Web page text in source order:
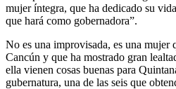
mujer íntegra, que ha dedicado su
que hará como gobernadora”.
No es una improvisada, es una mujer
Cancún y que ha mostrado gran
ella vienen cosas buenas para
gubernatura, una de las seis que